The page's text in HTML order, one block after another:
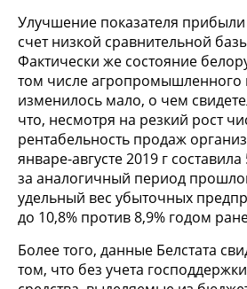
Улучшение показателя
счет низкой сравнительной
Фактически же состояние
том числе агропромышленного
изменилось мало, о чем
что, несмотря на резкий рост
рентабельность продаж
январе-августе 2019 г
за аналогичный период
удельный вес убыточных
до 10,8% против 8,9% годом
Более того, данные Белстата
том, что без учета